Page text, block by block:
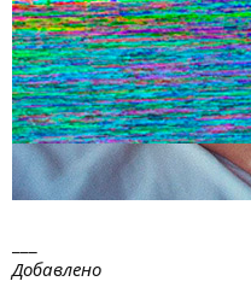
Добавлено